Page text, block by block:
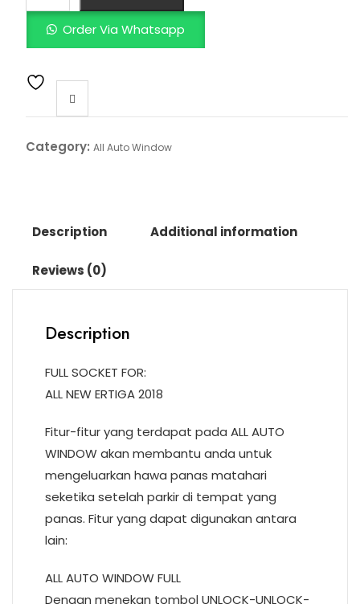
Order Via Whatsapp
Category: All Auto Window
Description Additional information
Reviews (0)
Description
FULL SOCKET FOR:
ALL NEW ERTIGA 2018
Fitur-fitur yang terdapat pada ALL AUTO
WINDOW akan membantu anda untuk
mengeluarkan hawa panas matahari
seketika setelah parkir di tempat yang
panas. Fitur yang dapat digunakan antara
lain:
ALL AUTO WINDOW FULL
Dengan menekan tombol UNLOCK-UNLOCK-